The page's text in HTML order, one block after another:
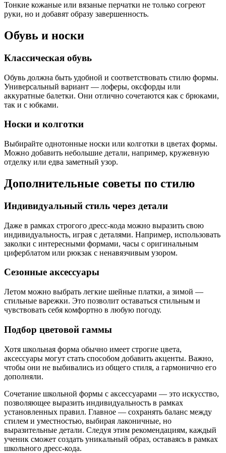
Тонкие кожаные или вязаные перчатки не только согреют
руки, но и добавят образу завершенность.
Обувь и носки
Классическая обувь
Обувь должна быть удобной и соответствовать стилю формы.
Универсальный вариант — лоферы, оксфорды или
аккуратные балетки. Они отлично сочетаются как с брюками,
так и с юбками.
Носки и колготки
Выбирайте однотонные носки или колготки в цветах формы.
Можно добавить небольшие детали, например, кружевную
отделку или едва заметный узор.
Дополнительные советы по стилю
Индивидуальный стиль через детали
Даже в рамках строгого дресс-кода можно выразить свою
индивидуальность, играя с деталями. Например, использовать
заколки с интересными формами, часы с оригинальным
циферблатом или рюкзак с ненавязчивым узором.
Сезонные аксессуары
Летом можно выбрать легкие шейные платки, а зимой —
стильные варежки. Это позволит оставаться стильным и
чувствовать себя комфортно в любую погоду.
Подбор цветовой гаммы
Хотя школьная форма обычно имеет строгие цвета,
аксессуары могут стать способом добавить акценты. Важно,
чтобы они не выбивались из общего стиля, а гармонично его
дополняли.
Сочетание школьной формы с аксессуарами — это искусство,
позволяющее выразить индивидуальность в рамках
установленных правил. Главное — сохранять баланс между
стилем и уместностью, выбирая лаконичные, но
выразительные детали. Следуя этим рекомендациям, каждый
ученик сможет создать уникальный образ, оставаясь в рамках
школьного дресс-кода.